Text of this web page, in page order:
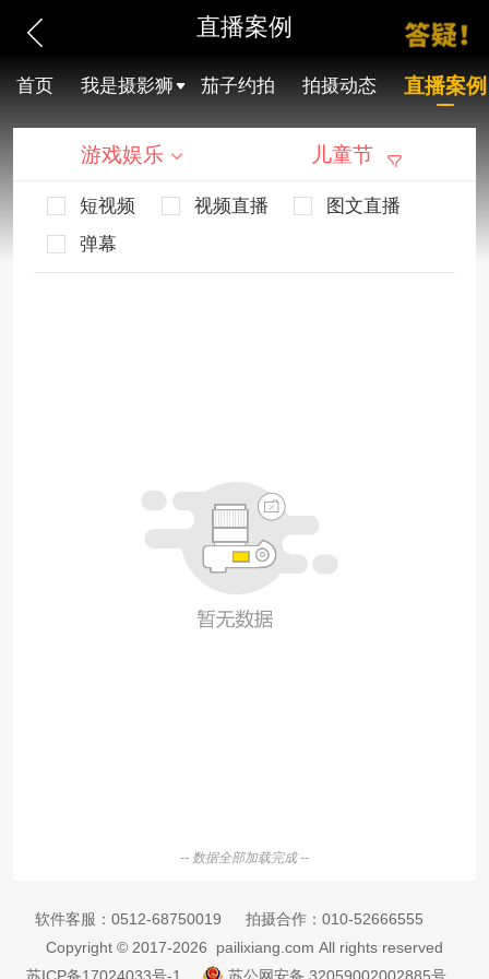
直播案例
首页 我是摄影狮 茄子约拍 拍摄动态 直播案例
游戏娱乐 儿童节
短视频 视频直播
图文直播
弹幕
-- 数据全部加载完成 --
软件客服： 0512-68750019 拍摄合作： 010-52666555
Copyright © 2017-2026 pailixiang.com All rights reserved
苏ICP备17024033号-1
苏公网安备 32059002002885号